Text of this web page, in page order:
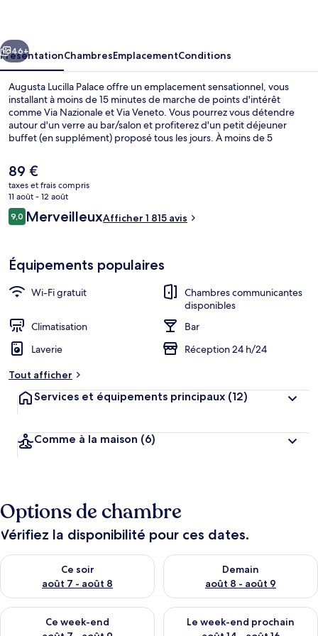
Suivant
46+
PrésentationChambresEmplacementConditions
Augusta Lucilla Palace offre un emplacement sensationnel, vous
installant à moins de 15 minutes de marche de points d'intérêt
comme Via Nazionale et Via Veneto. Vous pourrez vous détendre
autour d'un verre au bar/salon et profiterez d'un petit déjeuner
buffet (en supplément) proposé tous les jours. À moins de 5
Villa Borghèse. Les autres voyageurs apprécient l'emplacement
pour les visites touristiques, mais aussi pour sa proximité avec les
transports publics : Station de tramway Termini est à 4 min à pied et
Arrêt de tram Farini, à 4 min de marche.
Le
prix
actuel
est
de
89 €
taxes et frais compris
11 août - 12 août
Avis
voyageurs
9,09,0 sur 10
MerveilleuxAfficher 1 815 avis
Équipements populaires
Wi-Fi gratuit
Chambres communicantes
disponibles
Climatisation
Bar
Laverie
Réception 24 h/24
Tout afficher
Services et équipements principaux (12)
Comme à la maison (6)
Options de chambre
Vérifiez la disponibilité pour ces dates.
Ce soir
août 7 - août 8
Vérifier la disponibilité pour ce soir août 7 - août 8
Demain
août 8 - août 9
Vérifier la disponibilité pour
Ce week-end
Vérifier la disponibilité pour ce week-end août 7 - août 9
Le week-end prochain
Vérifier la disponibilité pour